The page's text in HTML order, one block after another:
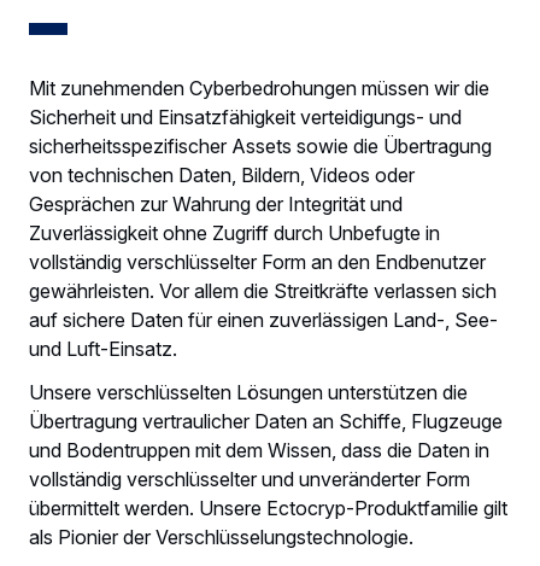
Mit zunehmenden Cyberbedrohungen müssen wir die
Sicherheit und Einsatzfähigkeit verteidigungs- und
sicherheitsspezifischer Assets sowie die Übertragung
von technischen Daten, Bildern, Videos oder
Gesprächen zur Wahrung der Integrität und
Zuverlässigkeit ohne Zugriff durch Unbefugte in
vollständig verschlüsselter Form an den Endbenutzer
gewährleisten. Vor allem die Streitkräfte verlassen sich
auf sichere Daten für einen zuverlässigen Land-, See-
und Luft-Einsatz.
Unsere verschlüsselten Lösungen unterstützen die
Übertragung vertraulicher Daten an Schiffe, Flugzeuge
und Bodentruppen mit dem Wissen, dass die Daten in
vollständig verschlüsselter und unveränderter Form
übermittelt werden. Unsere Ectocryp-Produktfamilie gilt
als Pionier der Verschlüsselungstechnologie.